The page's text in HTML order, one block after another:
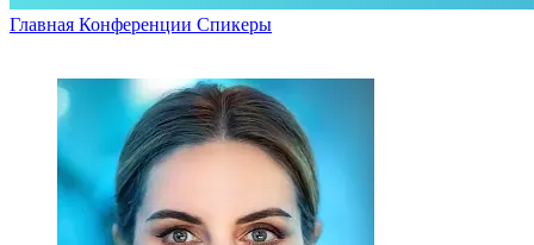
Главная Конференции Спикеры